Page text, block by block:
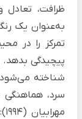
ظرافت،
به‌عنوان یک
تمرکز را در
پیچیدگی
شناخته
سرد، هماهنگی